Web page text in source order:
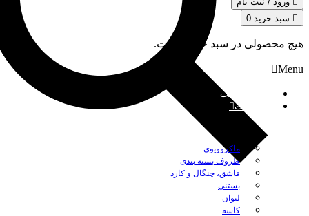
سبد خرید 0
هیچ محصولی در سبد خرید نیست.
Menu
صفحه نخست
محصولات
ماکروویوی
ظروف بسته بندی
قاشق، چنگال و کارد
بستنی
لیوان
کاسه